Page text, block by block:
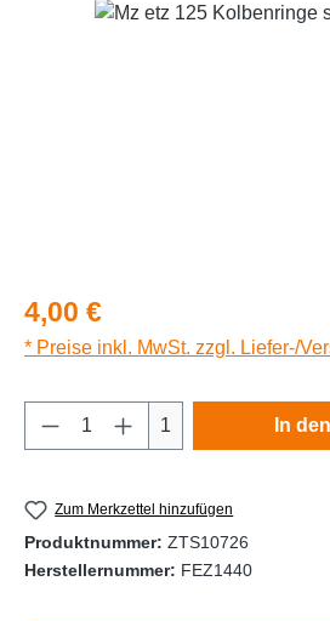
Bildergalerie überspringen
Regulärer Preis:
4,00 €
* Preise inkl. MwSt. zzgl. Liefer-/
Produkt Anzahl: Gib
1 In
Zum Merkzettel hinzufügen
Produktnummer: ZTS10726
Herstellernummer: FEZ1440